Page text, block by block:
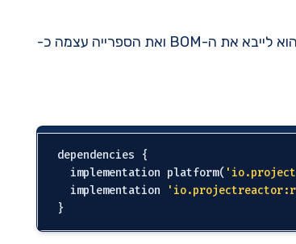
על מנת להוסיף תמיכה ב-reactor כל מה שעלינו לעשות הוא לייבא את ה-BOM ואת הספרייה עצמה כ-
dependencies {
  implementation platform(
  implementation